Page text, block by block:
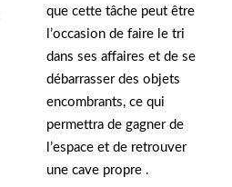
que cette tâche peut être
l’occasion de faire le tri
dans ses affaires et de se
débarrasser des objets
encombrants, ce qui
permettra de gagner de
l’espace et de retrouver
une cave propre .